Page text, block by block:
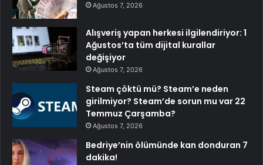
Ağustos 7, 2026
Alışveriş yapan herkesi ilgilendiriyor: 1
Ağustos’ta tüm dijital kurallar
değişiyor
Ağustos 7, 2026
Steam çöktü mü? Steam’e neden
girilmiyor? Steam’de sorun mu var 22
Temmuz Çarşamba?
Ağustos 7, 2026
Bedriye’nin ölümünde kan donduran 7
dakika!